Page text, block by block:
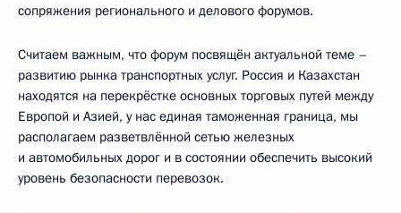
сопряжения регионального и делового форумов.
Считаем важным, что форум посвящён актуальной теме –
развитию рынка транспортных услуг. Россия и Казахстан
находятся на перекрёстке основных торговых путей между
Европой и Азией, у нас единая таможенная граница, мы
располагаем разветвлённой сетью железных
и автомобильных дорог и в состоянии обеспечить высокий
уровень безопасности перевозок.